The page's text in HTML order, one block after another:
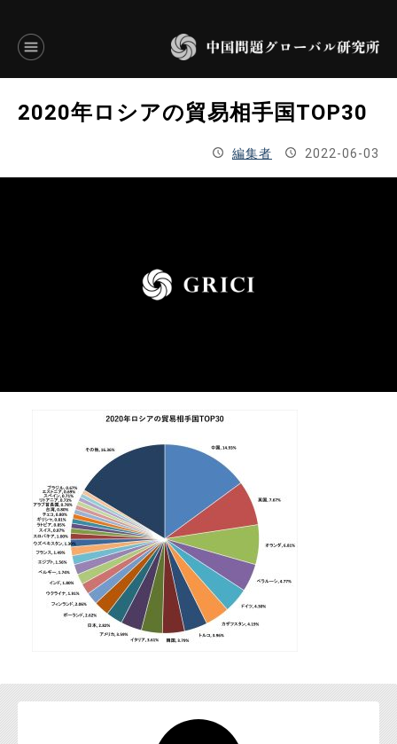
言語別アーカイブ
JAPANESE
2020年ロシアの貿易相手国TOP30
編集者 2022-06-03